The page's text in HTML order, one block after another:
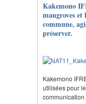
Kakemono
mangroves et
commune,
préserver.
Kakemono
utilisées pour